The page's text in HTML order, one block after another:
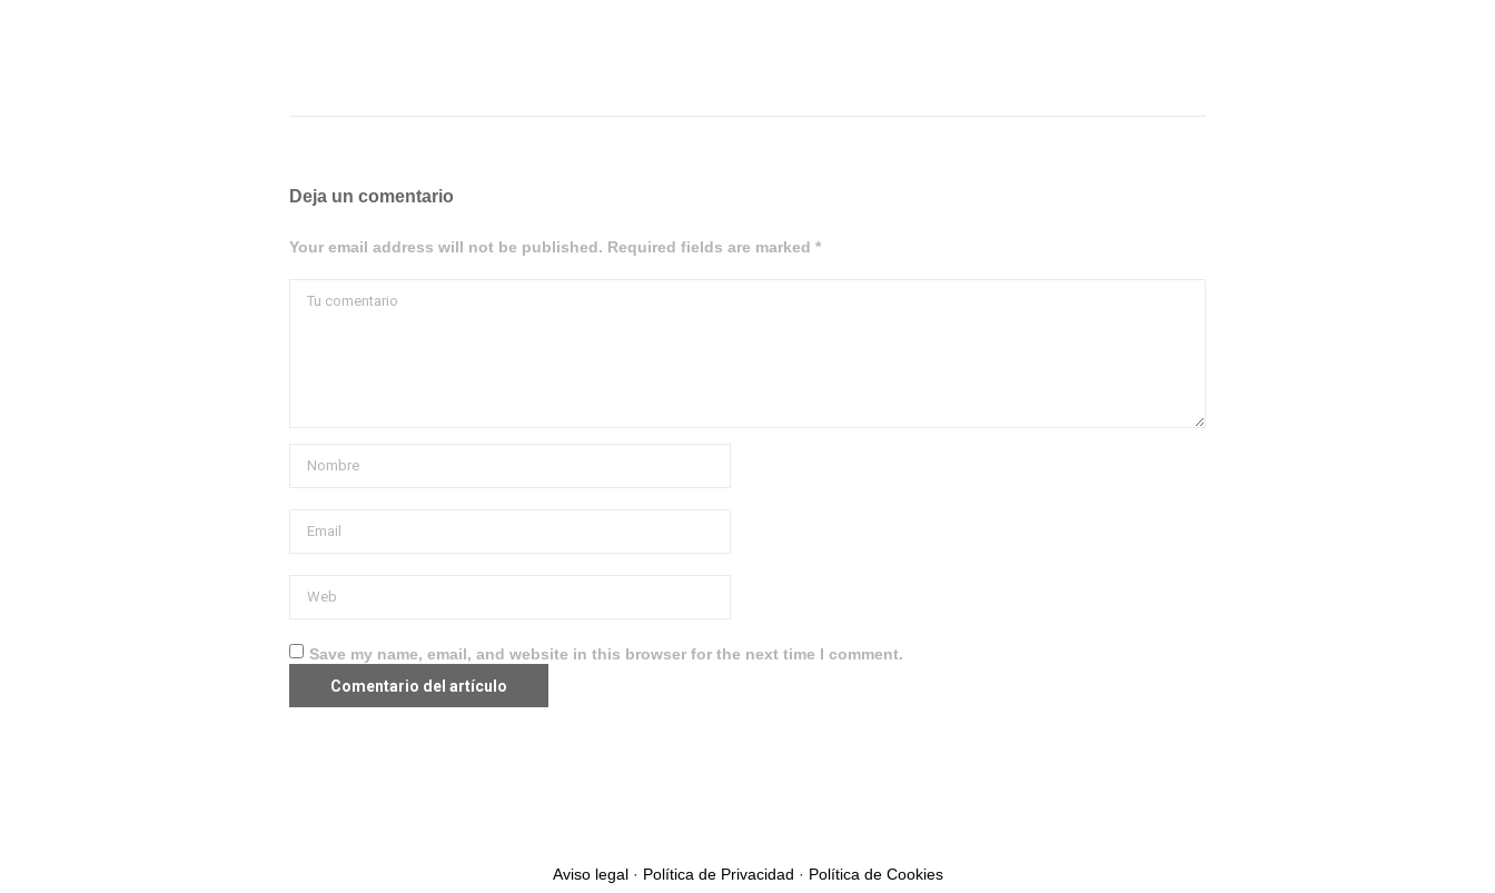
Deja un comentario
Your email address will not be published. Required fields are marked *
Save my name, email, and website in this browser for the next time I comment.
Aviso legal· Política de Privacidad · Política de Cookies